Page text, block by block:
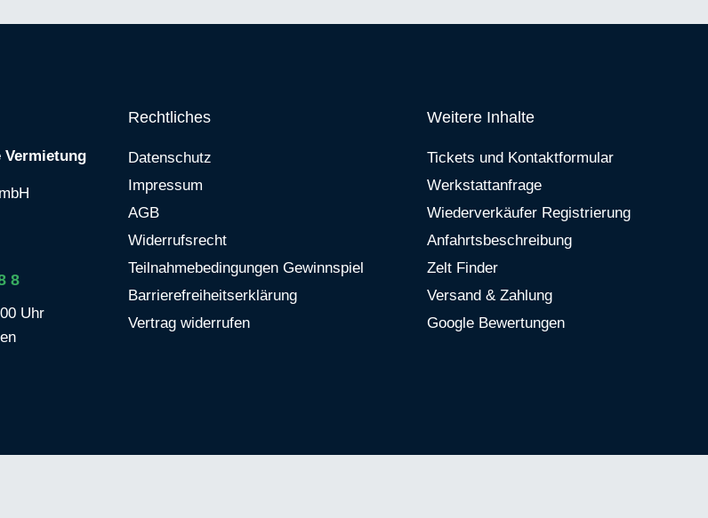
Vermietung
8
Uhr
Rechtliches
Datenschutz
Impressum
AGB
Widerrufsrecht
Teilnahmebedingungen Gewinnspiel
Barrierefreiheitserklärung
Vertrag widerrufen
Weitere Inhalte
Tickets und Kontaktformular
Werkstattanfrage
Wiederverkäufer Registrierung
Anfahrtsbeschreibung
Zelt Finder
Versand & Zahlung
Google Bewertungen